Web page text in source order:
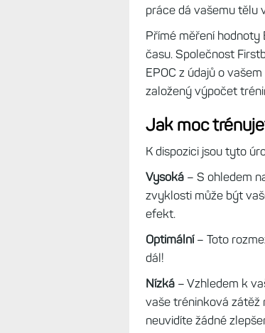
práce dá vašemu tělu
Přímé měření hodnoty
času. Společnost
EPOC z údajů o
založený výpočet
Jak moc
K dispozici jsou tyto
Vysoká – S ohledem
zvyklosti může být
efekt.
Optimální– Toto
dál!
Nízká – Vzhledem k
vaše tréninková zátěž
neuvidíte žádné